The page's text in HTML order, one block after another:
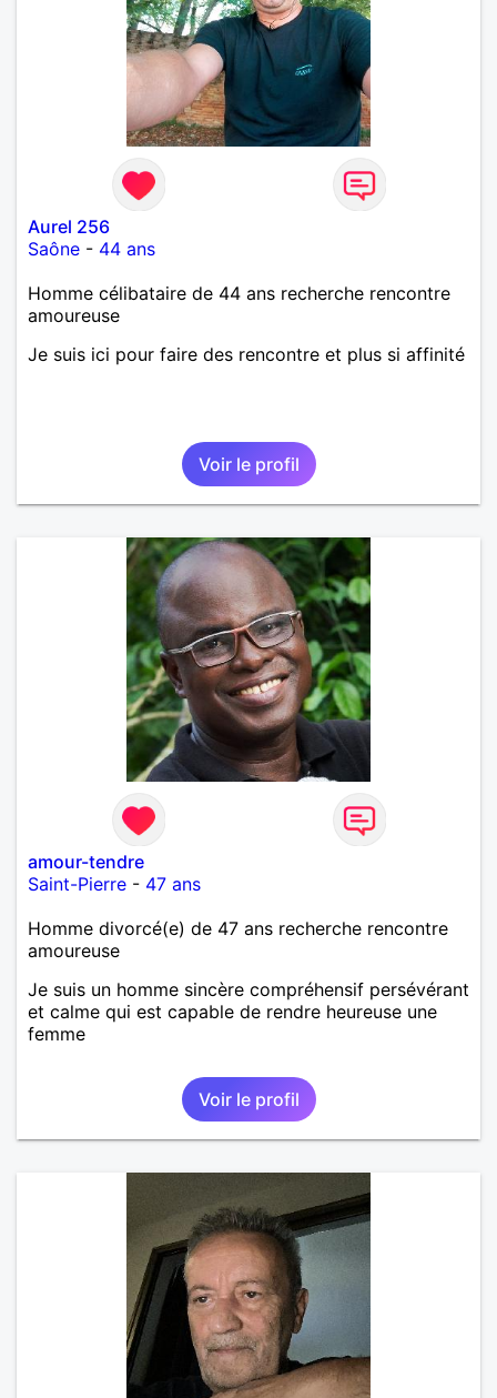
Aurel 256
Saône - 44 ans
Homme célibataire de 44 ans recherche rencontre
amoureuse
Je suis ici pour faire des rencontre et plus si affinité
Voir le profil
amour-tendre
Saint-Pierre - 47 ans
Homme divorcé(e) de 47 ans recherche rencontre
amoureuse
Je suis un homme sincère compréhensif persévérant
et calme qui est capable de rendre heureuse une
femme
Voir le profil